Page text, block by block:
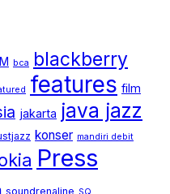
bca blackberry
features film
jakarta java jazz
konser mandiri debit
Press
soundrenaline